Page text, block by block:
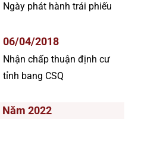
Ngày phát hành trái phiếu
06/04/2018
Nhận chấp thuận định cư
tỉnh bang CSQ
Năm 2022